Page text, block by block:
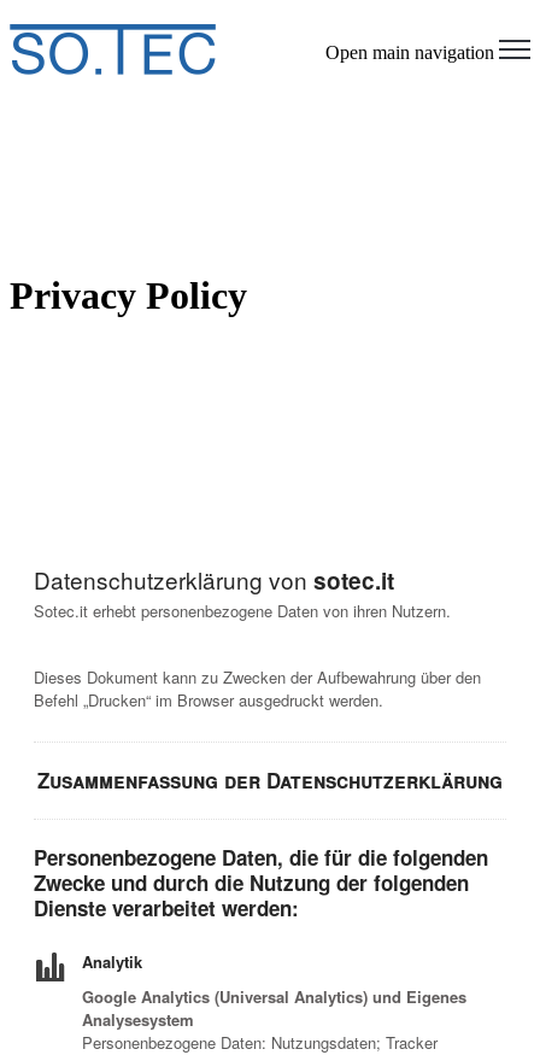
Open main navigation
Privacy Policy
Datenschutzerklärung von sotec.it
Sotec.it erhebt personenbezogene Daten von ihren Nutzern.
Dieses Dokument kann zu Zwecken der Aufbewahrung über den
Befehl „Drucken“ im Browser ausgedruckt werden.
Zusammenfassung der Datenschutzerklärung
Personenbezogene Daten, die für die folgenden
Zwecke und durch die Nutzung der folgenden
Dienste verarbeitet werden:
Analytik
Google Analytics (Universal Analytics) und Eigenes
Analysesystem
Personenbezogene Daten: Nutzungsdaten; Tracker